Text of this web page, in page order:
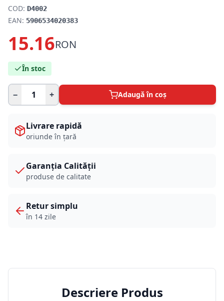
COD: D4002
EAN: 5906534020383
15.16RON
În stoc
− + Adaugă în coș
Livrare rapidă
oriunde în țară
Garanția Calității
produse de calitate
Retur simplu
în 14 zile
Descriere Produs